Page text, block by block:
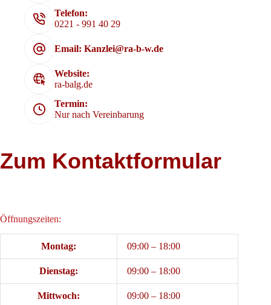
Telefon:
0221 - 991 40 29
Email: Kanzlei@ra-b-w.de
Website:
ra-balg.de
Termin:
Nur nach Vereinbarung
Zum Kontaktformular
Öffnungszeiten:
Montag: 09:00 – 18:00
Dienstag: 09:00 – 18:00
Mittwoch: 09:00 – 18:00